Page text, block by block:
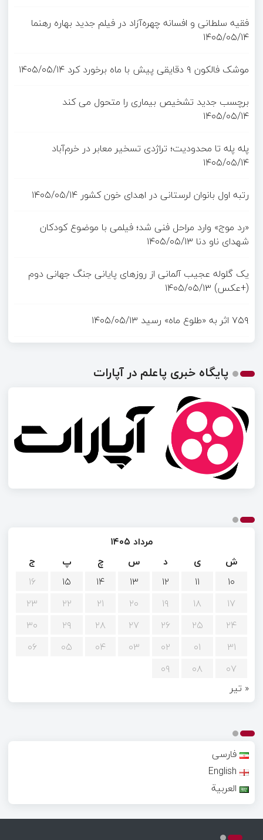
فقیه سلطانی و افسانه چهره‌آزاد در فیلم جدید بهاره رهنما
۱۴۰۵/۰۵/۱۴
موشک فالکون ۹ دقایقی پیش با ماه برخورد کرد
۱۴۰۵/۰۵/۱۴
برچسب جدید تشخیص بیماری را متحول می کند
۱۴۰۵/۰۵/۱۴
پله پله تا محدودیت؛ تراژدی تسخیر معابر در خرم‌آباد
۱۴۰۵/۰۵/۱۴
رتبه اول بانوان لرستانی در اهدای خون کشور ۱۴۰۵/۰۵/۱۴
«رد موج» وارد مراحل فنی شد؛ فیلمی با موضوع کودکان
شهدای ناو دنا ۱۴۰۵/۰۵/۱۳
یک گلوله عجیب آلمانی از روزهای پایانی جنگ جهانی دوم
(+عکس) ۱۴۰۵/۰۵/۱۳
۷۵۹ اثر به «طلوع ماه» رسید
۱۴۰۵/۰۵/۱۳
پایگاه خبری پاعلم در آپارات
مرداد ۱۴۰۵
ش
ی د س چ پ
ج
۱۰
۱۱ ۱۲ ۱۳ ۱۴ ۱۵
۱۶
۱۷
۱۸ ۱۹ ۲۰ ۲۱ ۲۲
۲۳
۲۴
۲۵ ۲۶ ۲۷ ۲۸ ۲۹
۳۰
۳۱
۰۱ ۰۲ ۰۳ ۰۴ ۰۵
۰۶
۰۷
۰۸
۰۹
« تیر
فارسی
English
العربية